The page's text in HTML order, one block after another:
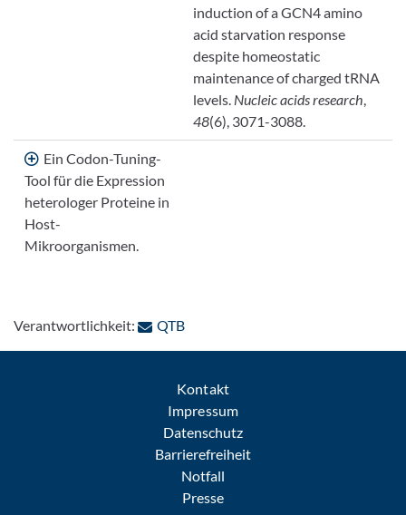
induction of a GCN4 amino
acid starvation response
despite homeostatic
maintenance of charged tRNA
levels. Nucleic acids research,
48(6), 3071-3088.
Ein Codon-Tuning-
Tool für die Expression
heterologer Proteine in
Host-
Mikroorganismen.
Verantwortlichkeit: QTB: Per E-Mail kontaktieren
Kontakt
Impressum
Datenschutz
Barrierefreiheit
Notfall
Presse